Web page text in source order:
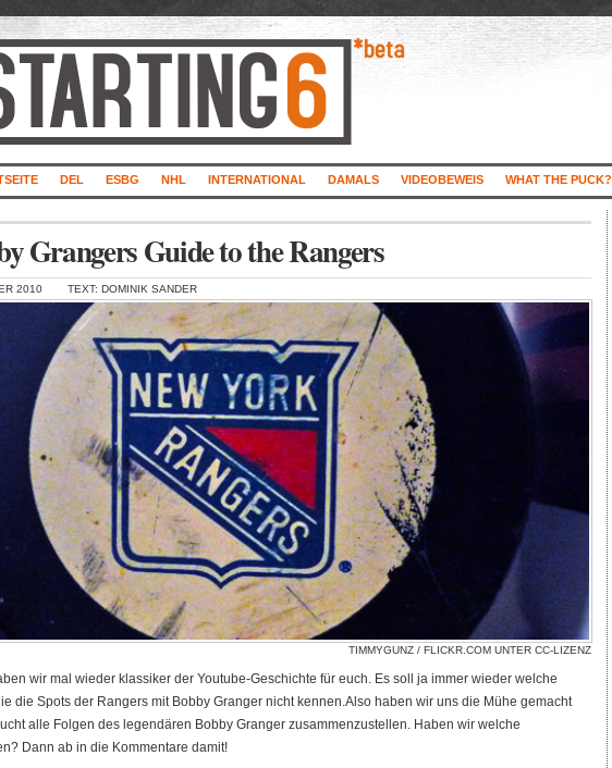
DEL ESBG NHL INTERNATIONAL DAMALS VIDEOBEWEIS WHAT THE PUCK?
Grangers Guide to the Rangers
2010 TEXT: DOMINIK SANDER
TIMMYGUNZ / FLICKR.COM UNTER CC-LIZENZ
wir mal wieder klassiker der Youtube-Geschichte für euch. Es soll ja immer wieder welche
die Spots der Rangers mit Bobby Granger nicht kennen.Also haben wir uns die Mühe gemacht
alle Folgen des legendären Bobby Granger zusammenzustellen. Haben wir welche
Dann ab in die Kommentare damit!